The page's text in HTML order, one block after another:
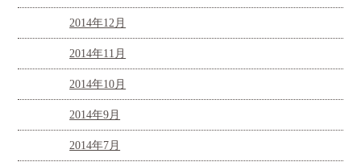
2014年12月
2014年11月
2014年10月
2014年9月
2014年7月